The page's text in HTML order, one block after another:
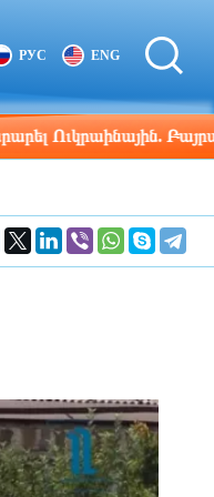
РУС ENG
Բայրամով 14:33